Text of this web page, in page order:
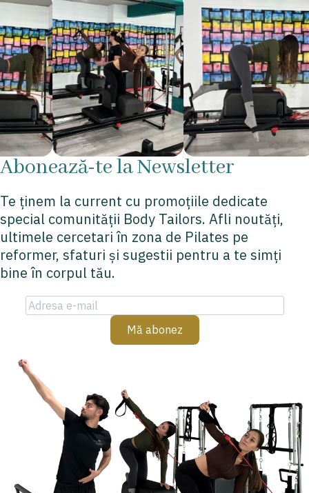
Abonează-te la Newsletter
Te ținem la current cu promoțiile dedicate
special comunității Body Tailors. Afli noutăți,
ultimele cercetari în zona de Pilates pe
reformer, sfaturi și sugestii pentru a te simți
bine în corpul tău.
address
Mă abonez